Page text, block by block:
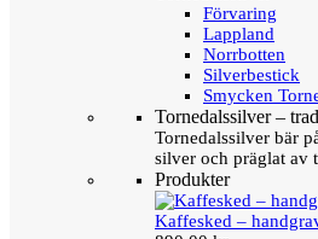
Förvaring
Lappland
Norrbotten
Silverbestick
Smycken
Tornedalssilver –
Tornedalssilver bär
silver och präglat av
Produkter
Kaffesked –